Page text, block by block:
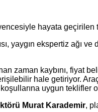
hayata geçirilen
yaygın ekspertiz ağı
zaman kaybını, fiyat
hale getiriyor.
uygun teklifler
Murat Karademir,